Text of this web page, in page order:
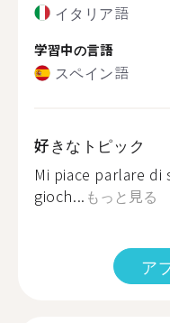
イタリア語
学習中の言語
スペイン語
好きなトピック
Mi piace parlare
gioch... もっと見る
ア